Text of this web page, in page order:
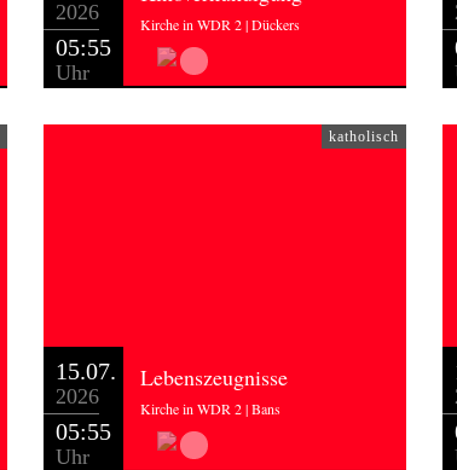
2026
05:55
Uhr
Kirche in WDR 2 | Dückers
katholisch
15.07.
2026
05:55
Uhr
Lebenszeugnisse
Kirche in WDR 2 | Bans